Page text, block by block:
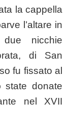
la cappella
l’altare in
nicchie
di San
fu fissato al
state donate
nel XVII